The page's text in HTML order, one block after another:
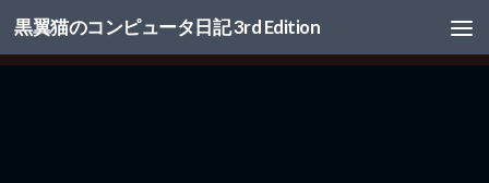
コンテンツへスキップ
黒翼猫のコンピュータ日記 3rd Edition